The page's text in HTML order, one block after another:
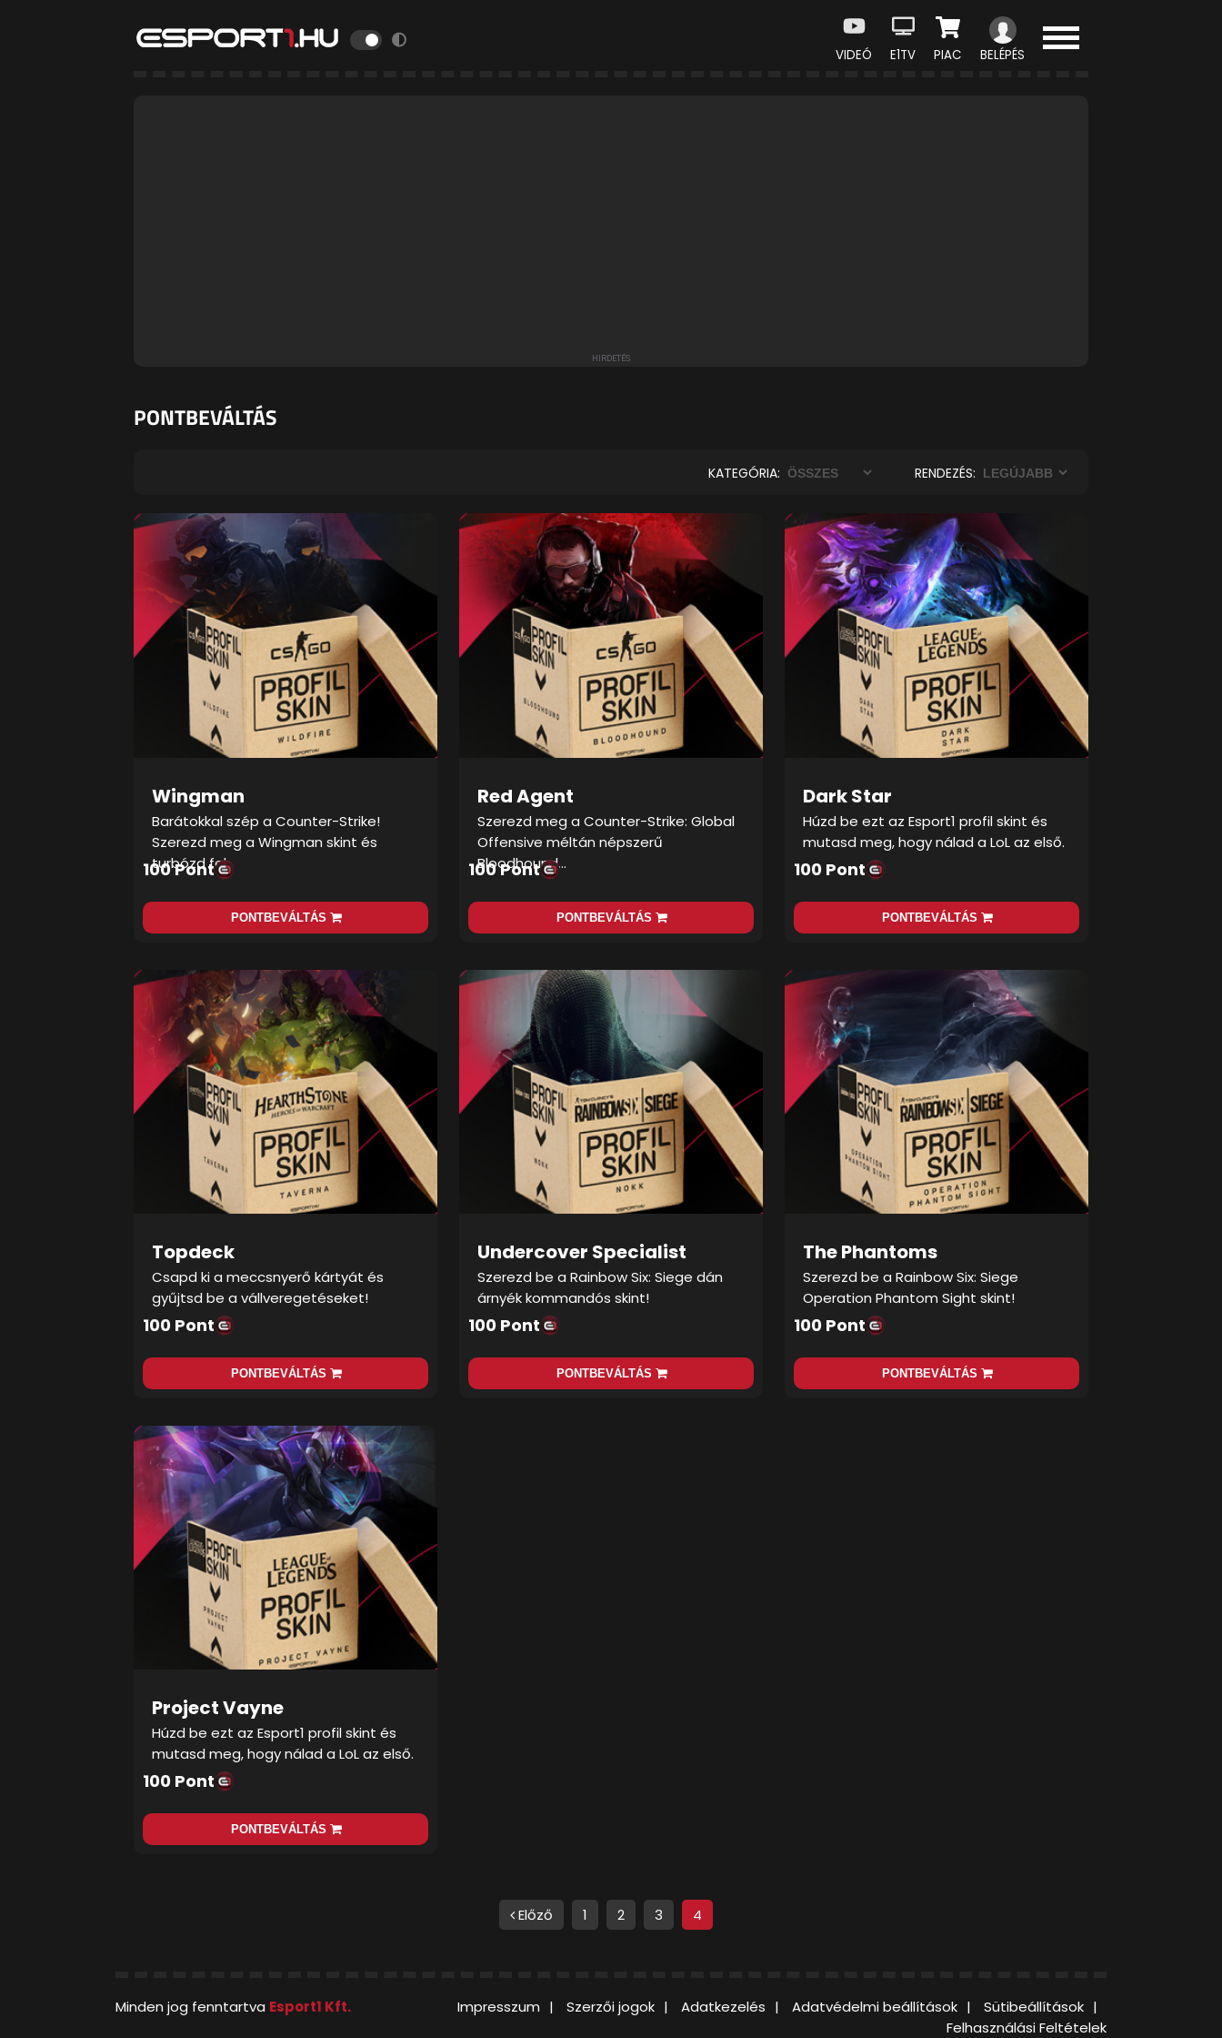
VIDEÓ E1TV PIAC BELÉPÉS
PONTBEVÁLTÁS
KATEGÓRIA: RENDEZÉS:
Wingman
Barátokkal szép a Counter-Strike!
Szerezd meg a Wingman skint és
turbózd fel…
100 Pont
PONTBEVÁLTÁS
Red Agent
Szerezd meg a Counter-Strike: Global
Offensive méltán népszerű
Bloodhound…
100 Pont
PONTBEVÁLTÁS
Dark Star
Húzd be ezt az Esport1 profil skint és
mutasd meg, hogy nálad a LoL az első.
100 Pont
PONTBEVÁLTÁS
Topdeck
Csapd ki a meccsnyerő kártyát és
gyűjtsd be a vállveregetéseket!
100 Pont
PONTBEVÁLTÁS
Undercover Specialist
Szerezd be a Rainbow Six: Siege dán
árnyék kommandós skint!
100 Pont
PONTBEVÁLTÁS
The Phantoms
Szerezd be a Rainbow Six: Siege
Operation Phantom Sight skint!
100 Pont
PONTBEVÁLTÁS
Project Vayne
Húzd be ezt az Esport1 profil skint és
mutasd meg, hogy nálad a LoL az első.
100 Pont
PONTBEVÁLTÁS
Előző 1 2 3 4
Minden jog fenntartva Esport1 Kft. Impresszum Szerzői jogok Adatkezelés Adatvédelmi beállítások
Sütibeállítások
Felhasználási Feltételek